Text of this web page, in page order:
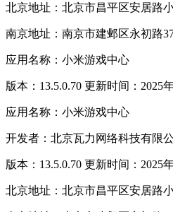
北京地址：北京市昌平区安居路
南京地址：南京市建邺区永初路
应用名称：小米游戏中心
版本：13.5.0.70 更新时间：2025
应用名称：小米游戏中心
开发者：北京瓦力网络科技有限
版本：13.5.0.70 更新时间：2025
北京地址：北京市昌平区安居路